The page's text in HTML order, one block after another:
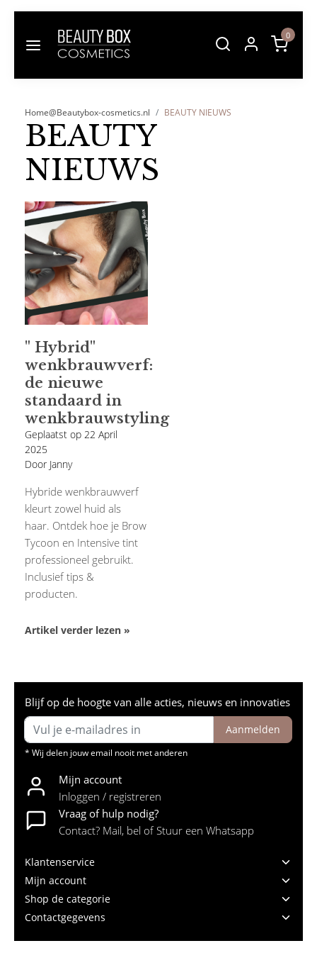
0
Home@Beautybox-cosmetics.nl BEAUTY NIEUWS
BEAUTY
NIEUWS
" Hybrid"
wenkbrauwverf:
de nieuwe
standaard in
wenkbrauwstyling
Geplaatst op 22 April
2025
Door Janny
Hybride wenkbrauwverf
kleurt zowel huid als
haar. Ontdek hoe je Brow
Tycoon en Intensive tint
professioneel gebruikt.
Inclusief tips &
producten.
Artikel verder lezen »
Blijf op de hoogte van alle acties, nieuws en innovaties
Aanmelden
* Wij delen jouw email nooit met anderen
Mijn account
Inloggen / registreren
Vraag of hulp nodig?
Contact? Mail, bel of Stuur een Whatsapp
Klantenservice
Mijn account
Shop de categorie
Contactgegevens